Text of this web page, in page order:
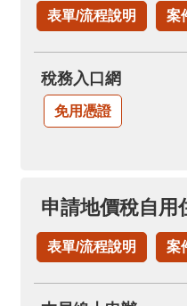
表單/流程說明 案
稅務入口網
免用憑證
申請地價稅自用
表單/流程說明 案